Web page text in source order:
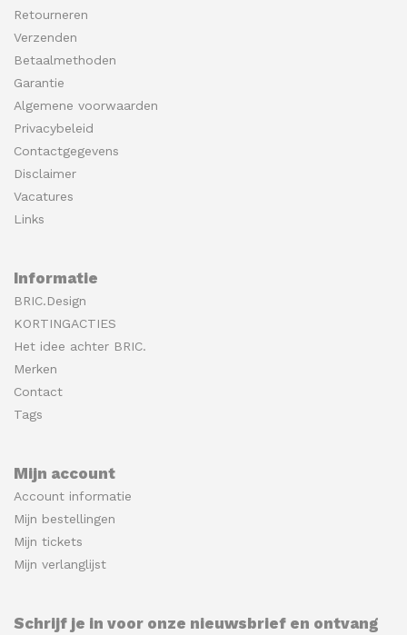
Retourneren
Verzenden
Betaalmethoden
Garantie
Algemene voorwaarden
Privacybeleid
Contactgegevens
Disclaimer
Vacatures
Links
Informatie
BRIC.Design
KORTINGACTIES
Het idee achter BRIC.
Merken
Contact
Tags
Mijn account
Account informatie
Mijn bestellingen
Mijn tickets
Mijn verlanglijst
Schrijf je in voor onze nieuwsbrief en ontvang